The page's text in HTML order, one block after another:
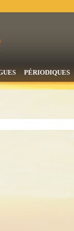
PÉRIODIQUES